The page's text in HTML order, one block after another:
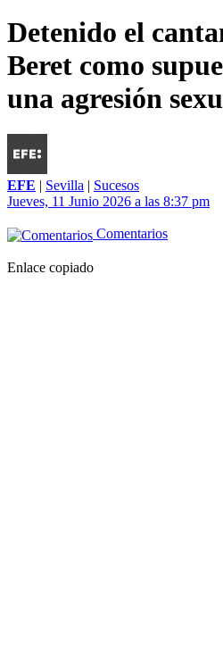
Detenido el
Beret como
una agresión
EFE | Sevilla | Sucesos
Jueves, 11 Junio 2026 a las 8:37 pm
Comentarios
Enlace copiado